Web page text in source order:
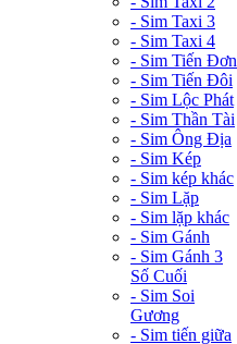
- Sim Taxi 3
- Sim Taxi 4
- Sim Tiến Đơn
- Sim Tiến Đôi
- Sim Lộc Phát
- Sim Thần Tài
- Sim Ông Địa
- Sim Kép
- Sim kép khác
- Sim Lặp
- Sim lặp khác
- Sim Gánh
- Sim Gánh 3
Số Cuối
- Sim Soi
Gương
- Sim tiến giữa